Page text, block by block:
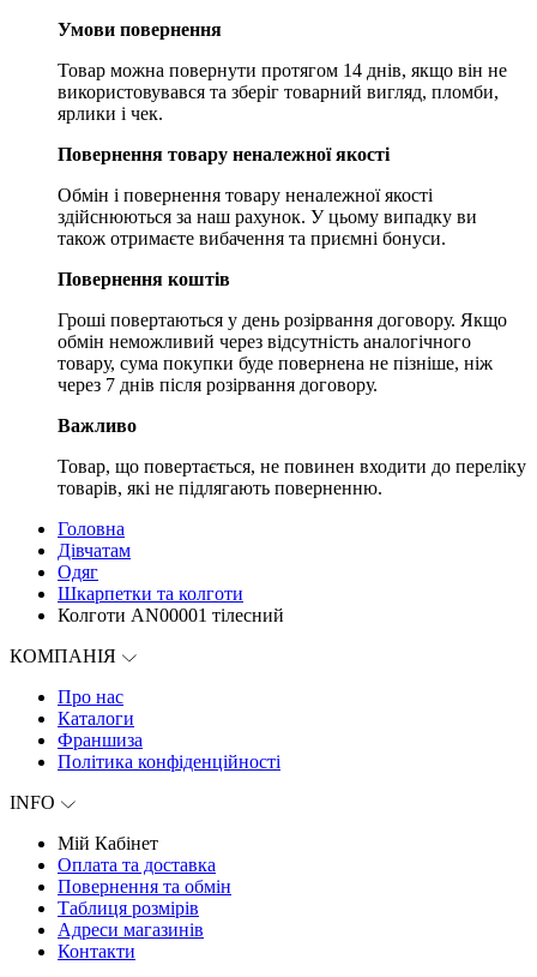
Умови повернення
Товар можна повернути протягом 14 днів, якщо він не
використовувався та зберіг товарний вигляд, пломби,
ярлики і чек.
Повернення товару неналежної якості
Обмін і повернення товару неналежної якості
здійснюються за наш рахунок. У цьому випадку ви
також отримаєте вибачення та приємні бонуси.
Повернення коштів
Гроші повертаються у день розірвання договору. Якщо
обмін неможливий через відсутність аналогічного
товару, сума покупки буде повернена не пізніше, ніж
через 7 днів після розірвання договору.
Важливо
Товар, що повертається, не повинен входити до переліку
товарів, які не підлягають поверненню.
Головна
Дівчатам
Одяг
Шкарпетки та колготи
Колготи AN00001 тілесний
КОМПАНІЯ
Про нас
Каталоги
Франшиза
Політика конфіденційності
INFO
Мій Кабінет
Оплата та доставка
Повернення та обмін
Таблиця розмірів
Адреси магазинів
Контакти